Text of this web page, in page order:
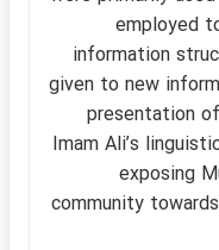
employed
information
given to new
presentation
Imam Ali’s
exposing
community